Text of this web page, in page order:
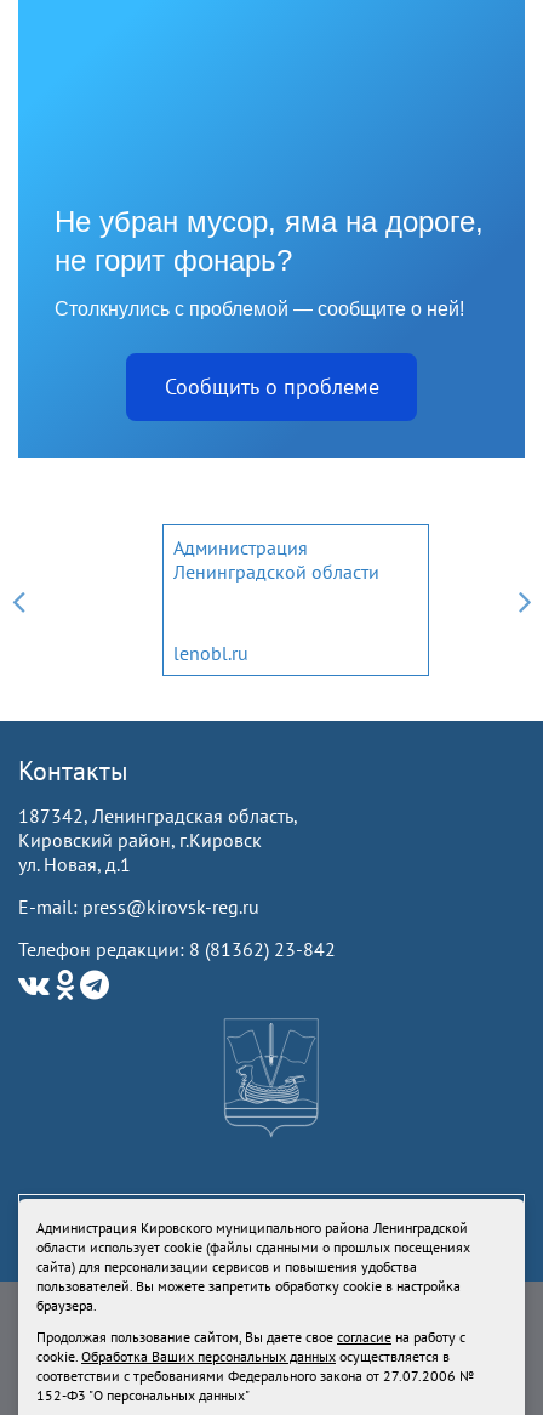
Не убран мусор, яма на дороге,
не горит фонарь?
Столкнулись с проблемой — сообщите о ней!
Сообщить о проблеме
Администрация
Ленинградской области
lenobl.ru
Контакты
187342, Ленинградская область,
Кировский район, г.Кировск
ул. Новая, д.1
E-mail: press@kirovsk-reg.ru
Телефон редакции: 8 (81362) 23-842
Свидетельство Роскомнадзора ЭЛ № ФС77-73336 от 24 июля 2018
Ленинградской области
Продолжая пользование сайтом, Вы даете своесогласиена работу с
cookie.Обработка Ваших персональных данных
Администрация Кировского муниципального района Ленинградской
области использует cookie (файлы сданными о прошлых посещениях
сайта) для персонализации сервисов и повышения удобства
пользователей. Вы можете запретить обработку cookie в настройка
браузера.
Продолжая пользование сайтом, Вы даете свое согласие на работу с
cookie. Обработка Ваших персональных данных осуществляется в
соответствии с требованиями Федерального закона от 27.07.2006 №
152-Ф3 "О персональных данных"